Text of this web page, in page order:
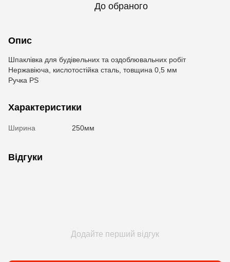
До обраного
Опис
Шпаклівка для будівельних та оздоблювальних робіт
Нержавіюча, кислотостійка сталь, товщина 0,5 мм
Ручка PS
Характеристики
Ширина 250мм
Відгуки
Додайте перший відгук